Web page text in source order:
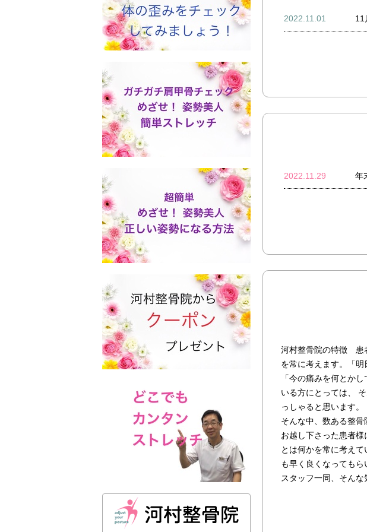
2022.11.01 11
2022.11.29 年
河村整骨院の特徴 患
を常に考えます。「明
「今の痛みを何とか
いる方にとっては、
っしゃると思います。
そんな中、数ある整
お越し下さった患者
とは何かを常に考え
も早く良くなってもら
スタッフ一同、そんな